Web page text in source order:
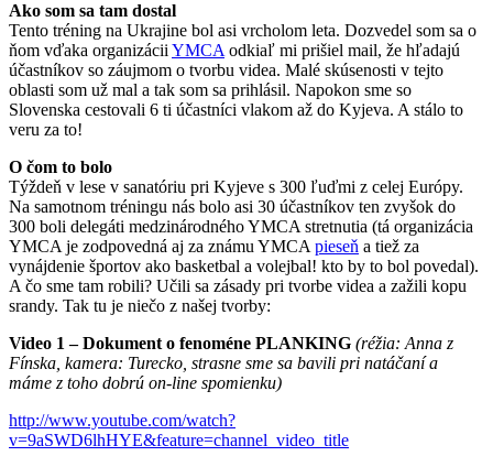
Ako som sa tam dostal
Tento tréning na Ukrajine bol asi vrcholom leta. Dozvedel som sa o
ňom vďaka organizácii YMCA odkiaľ mi prišiel mail, že hľadajú
účastníkov so záujmom o tvorbu videa. Malé skúsenosti v tejto
oblasti som už mal a tak som sa prihlásil. Napokon sme so
Slovenska cestovali 6 ti účastníci vlakom až do Kyjeva. A stálo to
veru za to!
O čom to bolo
Týždeň v lese v sanatóriu pri Kyjeve s 300 ľuďmi z celej Európy.
Na samotnom tréningu nás bolo asi 30 účastníkov ten zvyšok do
300 boli delegáti medzinárodného YMCA stretnutia (tá organizácia
YMCA je zodpovedná aj za známu YMCA pieseň a tiež za
vynájdenie športov ako basketbal a volejbal! kto by to bol povedal).
A čo sme tam robili? Učili sa zásady pri tvorbe videa a zažili kopu
srandy. Tak tu je niečo z našej tvorby:
Video 1 – Dokument o fenoméne PLANKING (réžia: Anna z
Fínska, kamera: Turecko, strasne sme sa bavili pri natáčaní a
máme z toho dobrú on-line spomienku)
http://www.youtube.com/watch?
v=9aSWD6lhHYE&feature=channel_video_title